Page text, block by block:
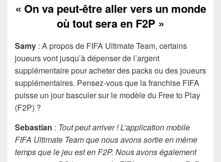
« On va peut-être aller vers un monde
où tout sera en F2P »
Samy : A propos de FIFA Ultimate Team, certains
joueurs vont jusqu’à dépenser de l’argent
supplémentaire pour acheter des packs ou des joueurs
supplémentaires. Pensez-vous que la franchise FIFA
puisse un jour basculer sur le modèle du Free to Play
(F2P) ?
Sebastian : Tout peut arriver ! L’application mobile
FIFA Ultimate Team que nous avons sortie en même
temps que le jeu est en F2P. Nous avons également